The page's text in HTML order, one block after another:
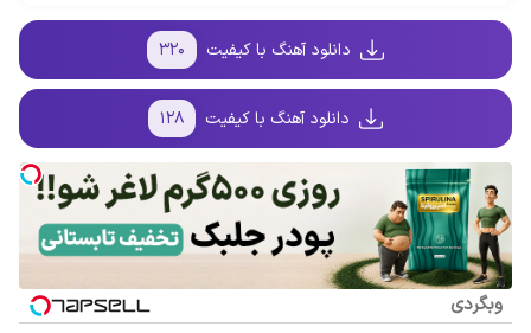
دانلود آهنگ با کیفیت ۳۲۰
دانلود آهنگ با کیفیت ۱۲۸
وبگردی